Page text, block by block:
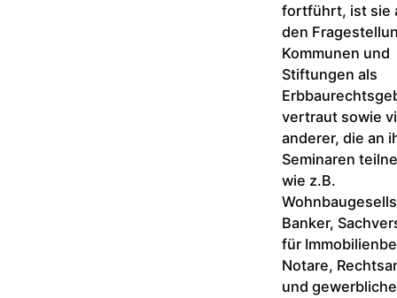
fortführt, ist sie
den
Kommunen und
Stiftungen als
vertraut sowie
anderer, die an
Seminaren
wie z.B.
Banker,
für
Notare,
und